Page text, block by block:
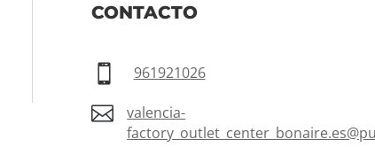
CONTACTO
 961921026

valencia-